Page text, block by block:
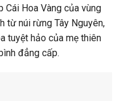
Cái Hoa Vàng của vùng
từ núi rừng Tây Nguyên,
tuyệt hảo của mẹ thiên
đẳng cấp.